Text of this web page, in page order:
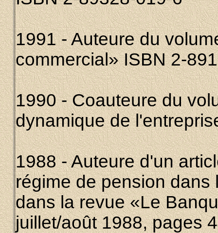
1991 - Auteure du
commercial» ISBN 2-
1990 - Coauteure du
dynamique de
1988 - Auteure d'un
régime de pension dans
dans la revue «Le
juillet/août 1988, pages